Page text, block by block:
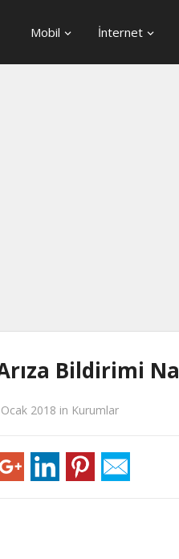
Mobil İnternet
Bildirimi
2018 in Kurumlar